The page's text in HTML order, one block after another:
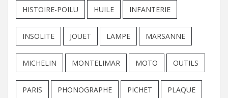
HISTOIRE-POILU HUILE INFANTERIE
INSOLITE JOUET LAMPE MARSANNE
MICHELIN MONTELIMAR MOTO OUTILS
PARIS PHONOGRAPHE PICHET PLAQUE